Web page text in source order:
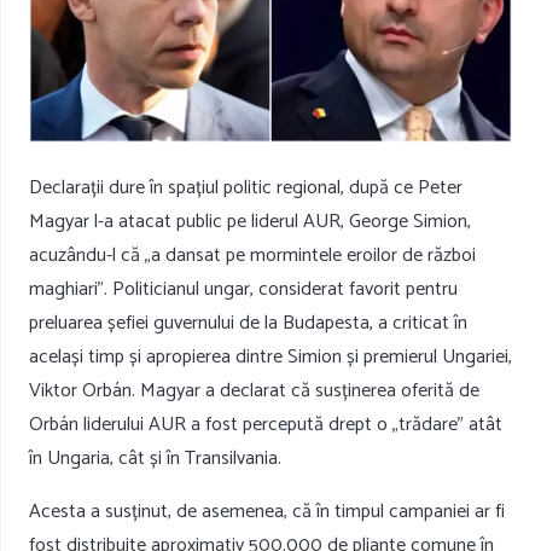
Declarații dure în spațiul politic regional, după cePeter
Magyarl-a atacat public pe liderul AUR,George Simion,
acuzându-l că „a dansat pe mormintele eroilor de război
maghiari”. Politicianul ungar, considerat favorit pentru
preluarea șefiei guvernului de la Budapesta, a criticat în
același timp și apropierea dintre Simion și premierul Ungariei,
Viktor Orbán. Magyar a declarat că susținerea oferită de
Orbán liderului AUR a fost percepută drept o „trădare” atât
în Ungaria, cât și în Transilvania.
Acesta a susținut, de asemenea, că în timpul campaniei ar fi